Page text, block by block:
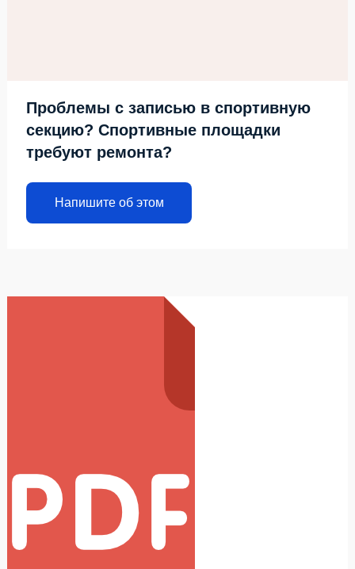
Проблемы с записью в спортивную
секцию? Спортивные площадки
требуют ремонта?
Напишите об этом